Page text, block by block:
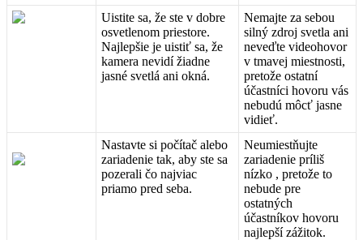
Uistite sa, že ste v dobre
osvetlenom priestore.
Najlepšie je uistiť sa, že
kamera nevidí žiadne
jasné svetlá ani okná.
Nemajte za sebou
silný zdroj svetla ani
neveďte videohovor
v tmavej miestnosti,
pretože ostatní
účastníci hovoru vás
nebudú môcť jasne
vidieť.
Nastavte si počítač alebo
zariadenie tak, aby ste sa
pozerali čo najviac
priamo pred seba.
Neumiestňujte
zariadenie príliš
nízko , pretože to
nebude pre
ostatných
účastníkov hovoru
najlepší zážitok.